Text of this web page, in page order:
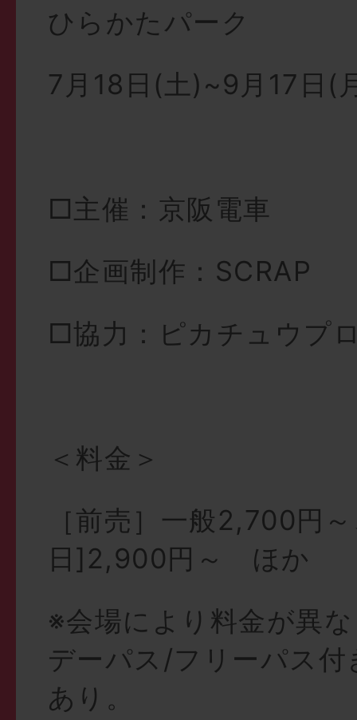
ひらかたパーク
7月18日(土)~9月17日(
□主催：京阪電車
□企画制作：SCRAP
□協力：ピカチュウプ
＜料金＞
［前売］一般2,700円
日]2,900円～ ほか
※会場により料金が異
デーパス/フリーパス
あり。